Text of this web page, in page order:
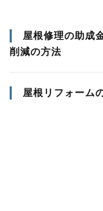
屋根修理の助成
削減の方法
屋根リフォーム